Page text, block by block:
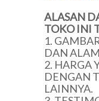
ALASAN
TOKO INI
1.
DAN
2. HARGA
DENGAN
LAINNYA.